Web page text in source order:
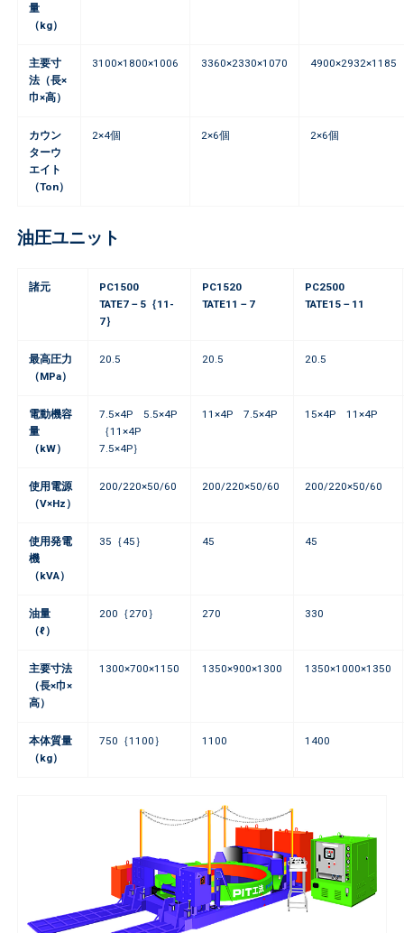
量
（kg）
主要寸
法（長×
巾×高）
3100×1800×1006 3360×2330×1070 4900×2932×1185
カウン
ターウ
エイト
（Ton）
2×4個 2×6個 2×6個
油圧ユニット
諸元
PC1500
TATE7－5｛11-
7｝
PC1520
TATE11－7
PC2500
TATE15－11
最高圧力
（MPa）
20.5 20.5 20.5
電動機容
量
（kW）
7.5×4P 5.5×4P
｛11×4P
7.5×4P｝
11×4P 7.5×4P 15×4P 11×4P
使用電源
（V×Hz）
200/220×50/60 200/220×50/60 200/220×50/60
使用発電
機
（kVA）
35｛45｝ 45 45
油量
（ℓ）
200｛270｝ 270 330
主要寸法
（長×巾×
高）
1300×700×1150 1350×900×1300 1350×1000×1350
本体質量
（kg）
750｛1100｝ 1100 1400